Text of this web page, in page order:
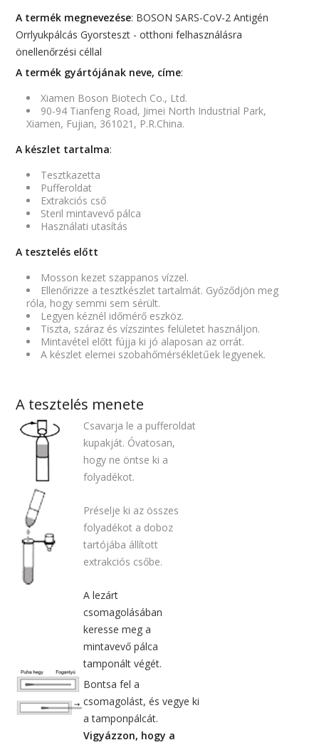
A termék megnevezése: BOSON SARS-CoV-2 Antigén
Orrlyukpálcás Gyorsteszt - otthoni felhasználásra
önellenőrzési céllal
A termék gyártójának neve, címe:
Xiamen Boson Biotech Co., Ltd.
90-94 Tianfeng Road, Jimei North Industrial Park,
Xiamen, Fujian, 361021, P.R.China.
A készlet tartalma:
Tesztkazetta
Pufferoldat
Extrakciós cső
Steril mintavevő pálca
Használati utasítás
A tesztelés előtt
Mosson kezet szappanos vízzel.
Ellenőrizze a tesztkészlet tartalmát. Győződjön meg
róla, hogy semmi sem sérült.
Legyen kéznél időmérő eszköz.
Tiszta, száraz és vízszintes felületet használjon.
Mintavétel előtt fújja ki jó alaposan az orrát.
A készlet elemei szobahőmérsékletűek legyenek.
A tesztelés menete
Csavarja le a pufferoldat
kupakját. Óvatosan,
hogy ne öntse ki a
folyadékot.
Préselje ki az összes
folyadékot a doboz
tartójába állított
extrakciós csőbe.
A lezárt
csomagolásában
keresse meg a
mintavevő pálca
tamponált végét.
Bontsa fel a
csomagolást, és vegye ki
a tamponpálcát.
Vigyázzon, hogy a